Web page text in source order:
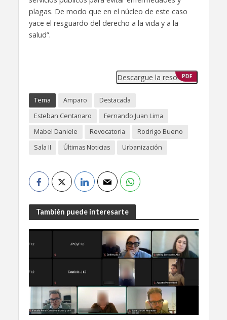
plagas. De modo que en el núcleo de este caso
yace el resguardo del derecho a la vida y a la
salud”.
Descargue la resolución
PDF
Tema Amparo
Destacada
Esteban Centanaro
Fernando Juan Lima
Mabel Daniele
Revocatoria
Rodrigo Bueno
Sala II
Últimas Noticias Urbanización
También puede interesarte